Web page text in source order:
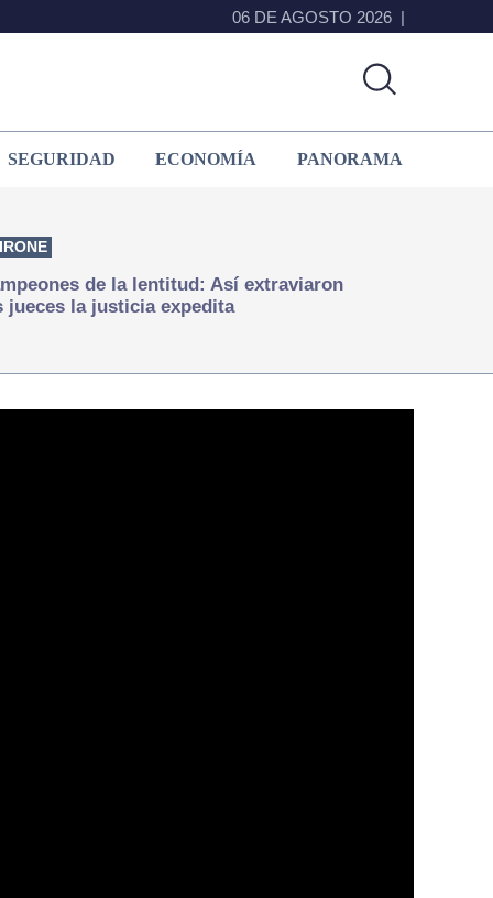
06 DE AGOSTO 2026
SEGURIDAD ECONOMÍA PANORAMA
de la lentitud: Así extraviaron
jueces la justicia expedita